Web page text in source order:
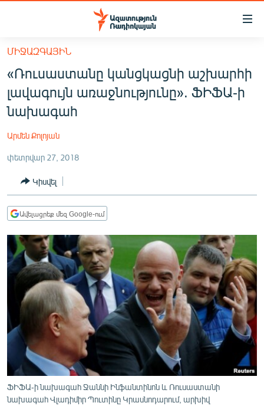
Մատչելիության
հիմնական
բովանդակությանը
Անցնել
հիմնական
մենյուին
ՔԱՂԱՔԱԿԱՆ
ՏՆՏԵՍՈՒԹՅՈՒՆ
ՂԱՐԱԲԱՂ
ՏԱՐԱԾԱՇՐՋԱՆ
ՄԻՋԱԶԳԱՅԻՆ
ՄՇԱԿՈՒՅԹ
ՍՊՈՐՏ
ՄԵԿՆԱԲԱՆՈՒԹՅՈՒՆ
ՏՏ ԵՒ ԻՆՏԵՐՆԵՏ
ԱՐԽԻՎ
ՄԻՋԱԶԳԱՅԻՆ
«Ռուսաստանը կանցկացնի աշխարհի
լավագույն առաջնությունը». ՖԻՖԱ-ի
նախագահ
Արմեն Քոլոյան
փետրվար 27, 2018
Կիսվել
Ավելացրեք մեզ Google-ում
ՖԻՖԱ-ի նախագահ Ջաննի Ինֆանտինոն և Ռուսաստանի
նախագահ Վլադիմիր Պուտինը Կրասնոդարում, արխիվ